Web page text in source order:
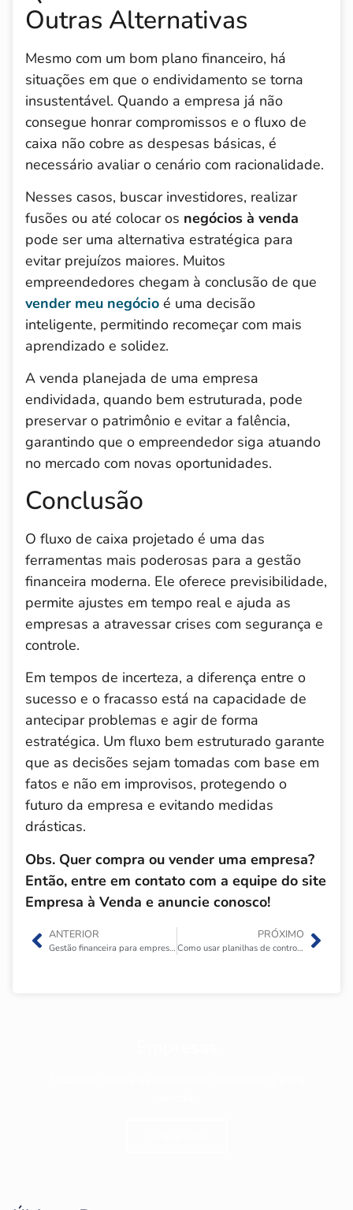
Outras Alternativas
Mesmo com um bom plano financeiro, há
situações em que o endividamento se torna
insustentável. Quando a empresa já não
consegue honrar compromissos e o fluxo de
caixa não cobre as despesas básicas, é
necessário avaliar o cenário com racionalidade.
Nesses casos, buscar investidores, realizar
fusões ou até colocar os negócios à venda
pode ser uma alternativa estratégica para
evitar prejuízos maiores. Muitos
empreendedores chegam à conclusão de que
vender meu negócio é uma decisão
inteligente, permitindo recomeçar com mais
aprendizado e solidez.
A venda planejada de uma empresa
endividada, quando bem estruturada, pode
preservar o patrimônio e evitar a falência,
garantindo que o empreendedor siga atuando
no mercado com novas oportunidades.
Conclusão
O fluxo de caixa projetado é uma das
ferramentas mais poderosas para a gestão
financeira moderna. Ele oferece previsibilidade,
permite ajustes em tempo real e ajuda as
empresas a atravessar crises com segurança e
controle.
Em tempos de incerteza, a diferença entre o
sucesso e o fracasso está na capacidade de
antecipar problemas e agir de forma
estratégica. Um fluxo bem estruturado garante
que as decisões sejam tomadas com base em
fatos e não em improvisos, protegendo o
futuro da empresa e evitando medidas
drásticas.
Obs. Quer compra ou vender uma empresa?
Então, entre em contato com a equipe do site
Empresa à Venda e anuncie conosco!
ANTERIOR
Gestão financeira para empresas endividadas
PRÓXIMO
Como usar planilhas de controle financeiro empresarial?